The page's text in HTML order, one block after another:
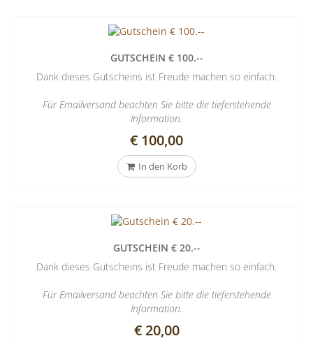
GUTSCHEIN € 100.--
Dank dieses Gutscheins ist Freude machen so einfach.
Für Emailversand beachten Sie bitte die tieferstehende
Information.
€ 100,00
In den Korb
GUTSCHEIN € 20.--
Dank dieses Gutscheins ist Freude machen so einfach.
Für Emailversand beachten Sie bitte die tieferstehende
Information.
€ 20,00